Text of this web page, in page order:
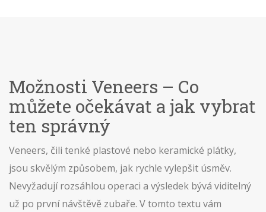
Možnosti Veneers – Co
můžete očekávat a jak vybrat
ten správný
Veneers, čili tenké plastové nebo keramické plátky,
jsou skvělým způsobem, jak rychle vylepšit úsměv.
Nevyžadují rozsáhlou operaci a výsledek bývá viditelný
už po první návštěvě zubaře. V tomto textu vám